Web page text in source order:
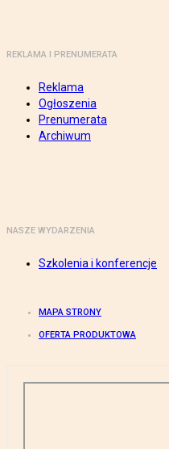
REKLAMA I PRENUMERATA
Reklama
Ogłoszenia
Prenumerata
Archiwum
NASZE WYDARZENIA
Szkolenia i konferencje
MAPA STRONY
OFERTA PRODUKTOWA